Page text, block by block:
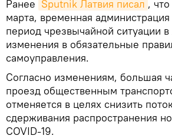
Ранее Sputnik Латвия писал ,
марта, временная
период чрезвычайной ситуации
изменения в обязательные
самоуправления.
Согласно изменениям, большая
проезд общественным
отменяется в целях снизить
сдерживания распространения
COVID-19.